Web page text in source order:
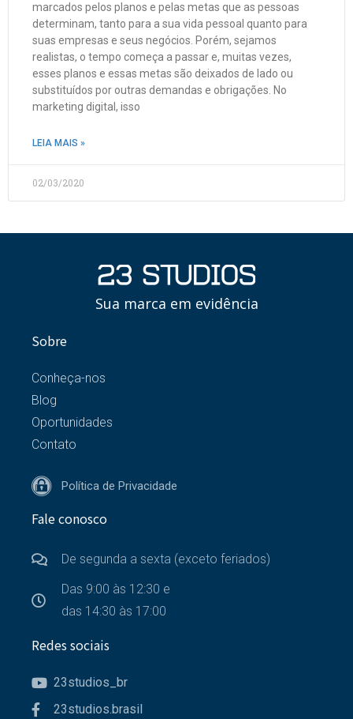
marcados pelos planos e pelas metas que as pessoas
determinam, tanto para a sua vida pessoal quanto para
suas empresas e seus negócios. Porém, sejamos
realistas, o tempo começa a passar e, muitas vezes,
esses planos e essas metas são deixados de lado ou
substituídos por outras demandas e obrigações. No
marketing digital, isso
LEIA MAIS »
02/03/2020
Sua marca em evidência
Sobre
Conheça-nos
Blog
Oportunidades
Contato
Política de Privacidade
Fale conosco
De segunda a sexta (exceto feriados)
Das 9:00 às 12:30 e
das 14:30 às 17:00
Redes sociais
23studios_br
23studios.brasil